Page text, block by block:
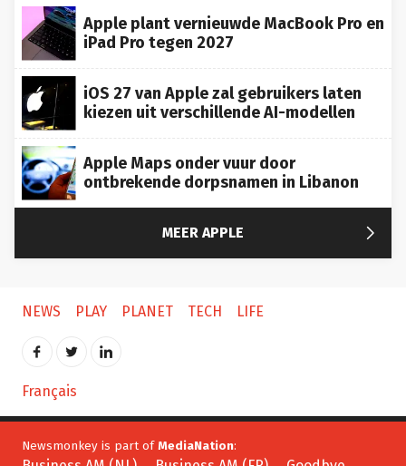
Apple plant vernieuwde MacBook Pro en
iPad Pro tegen 2027
iOS 27 van Apple zal gebruikers laten
kiezen uit verschillende AI-modellen
Apple Maps onder vuur door
ontbrekende dorpsnamen in Libanon
MEER APPLE 
NEWS PLAY PLANET TECH LIFE
Français
Newsmonkey is part ofMediaNation: